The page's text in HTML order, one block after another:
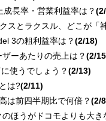
長率・営業利益率は？
スとラクスル、どこが「
3の粗利益率は？(2/18)
ーあたりの売上は？(2/
使うでしょう？(2/13)
は?(2/11)
は前四半期比で何倍？(2/
ほうがドコモよりも大